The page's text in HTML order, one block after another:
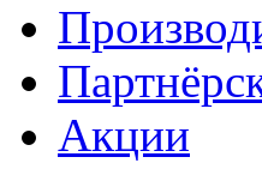
Акции